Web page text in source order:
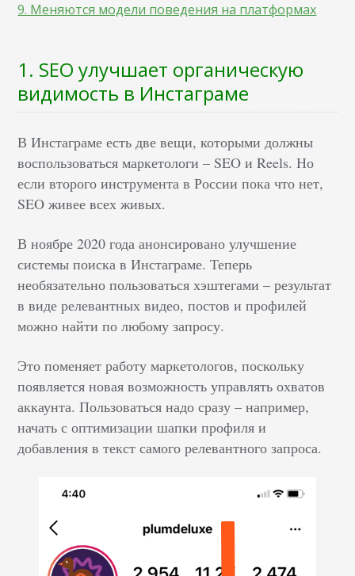
9. Меняются модели поведения на платформах
1. SEO улучшает органическую
видимость в Инстаграме
В Инстаграме есть две вещи, которыми должны
воспользоваться маркетологи – SEO и Reels. Но
если второго инструмента в России пока что нет,
SEO живее всех живых.
В ноябре 2020 года анонсировано улучшение
системы поиска в Инстаграме. Теперь
необязательно пользоваться хэштегами – результат
в виде релевантных видео, постов и профилей
можно найти по любому запросу.
Это поменяет работу маркетологов, поскольку
появляется новая возможность управлять охватов
аккаунта. Пользоваться надо сразу – например,
начать с оптимизации шапки профиля и
добавления в текст самого релевантного запроса.